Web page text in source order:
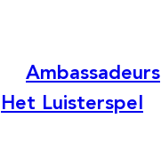
Ambassadeurs
Het Luisterspel